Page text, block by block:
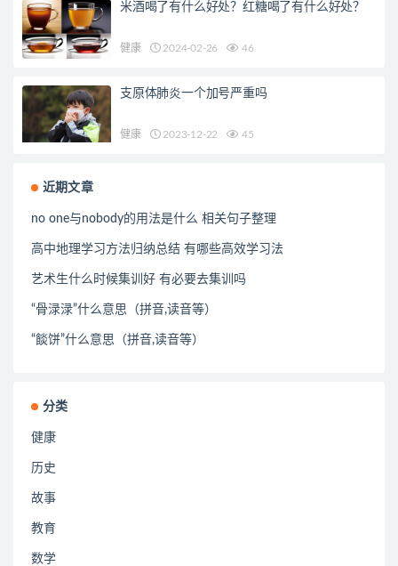
米酒喝了有什么好处？红糖喝了有什么好处？
健康 2024-02-26 46
支原体肺炎一个加号严重吗
健康 2023-12-22 45
近期文章
no one与nobody的用法是什么 相关句子整理
高中地理学习方法归纳总结 有哪些高效学习法
艺术生什么时候集训好 有必要去集训吗
“骨渌渌”什么意思（拼音,读音等）
“餤饼”什么意思（拼音,读音等）
分类
健康
历史
故事
教育
数学